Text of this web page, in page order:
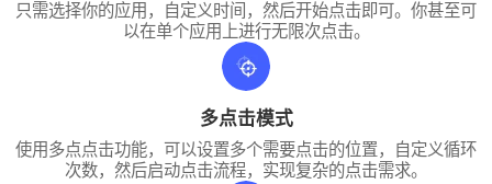
只需选择你的应用，自定义时间，然后开始点击即可。你甚至可
以在单个应用上进行无限次点击。
多点击模式
使用多点点击功能，可以设置多个需要点击的位置，自定义循环
次数，然后启动点击流程，实现复杂的点击需求。